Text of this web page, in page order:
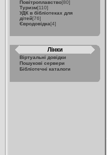
Повітроплавство[80]
Туризм[110]
УДК в бібліотеках для
дітей[76]
Євродовідка[4]
Лінки
Віртуальні довідки
Пошукові сервери
Бібліотечні каталоги